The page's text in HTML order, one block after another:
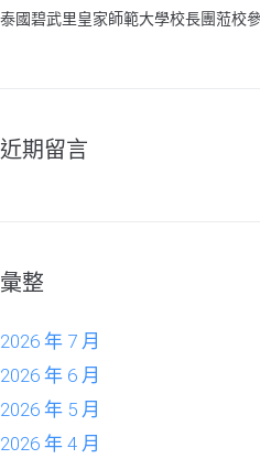
泰國碧武里皇家師範大學校長團蒞校
近期留言
彙整
2026 年 7 月
2026 年 6 月
2026 年 5 月
2026 年 4 月